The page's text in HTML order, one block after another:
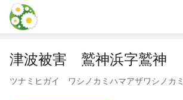
本文に飛ぶ
津波被害 鷲神浜字鷲神
ツナミヒガイ ワシノカミハマアザワシノカミ